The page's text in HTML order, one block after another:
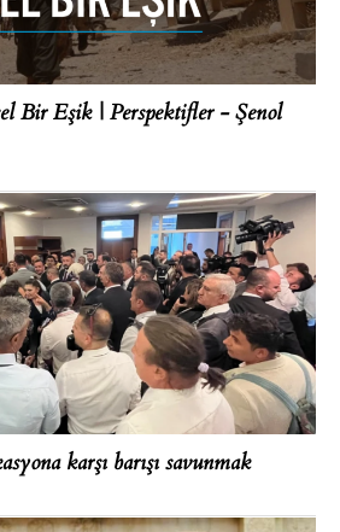
Bir Eşik | Perspektifler - Şenol
karşı barışı savunmak